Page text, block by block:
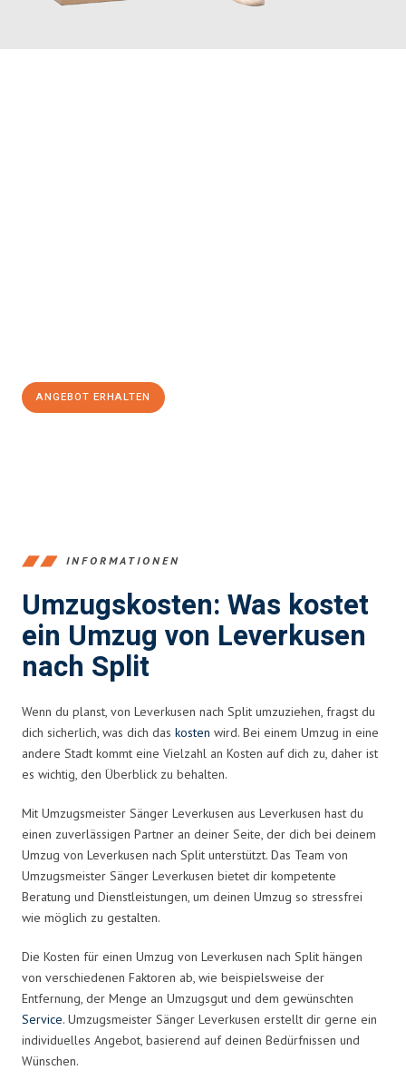
ANGEBOT ERHALTEN
INFORMATIONEN
Umzugskosten: Was kostet
ein Umzug von Leverkusen
nach Split
Wenn du planst, von Leverkusen nach Split umzuziehen, fragst du
dich sicherlich, was dich das kosten wird. Bei einem Umzug in eine
andere Stadt kommt eine Vielzahl an Kosten auf dich zu, daher ist
es wichtig, den Überblick zu behalten.
Mit Umzugsmeister Sänger Leverkusen aus Leverkusen hast du
einen zuverlässigen Partner an deiner Seite, der dich bei deinem
Umzug von Leverkusen nach Split unterstützt. Das Team von
Umzugsmeister Sänger Leverkusen bietet dir kompetente
Beratung und Dienstleistungen, um deinen Umzug so stressfrei
wie möglich zu gestalten.
Die Kosten für einen Umzug von Leverkusen nach Split hängen
von verschiedenen Faktoren ab, wie beispielsweise der
Entfernung, der Menge an Umzugsgut und dem gewünschten
Service. Umzugsmeister Sänger Leverkusen erstellt dir gerne ein
individuelles Angebot, basierend auf deinen Bedürfnissen und
Wünschen.